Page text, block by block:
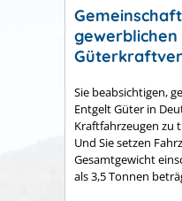
gewerblichen
Sie beabsichtigen,
Entgelt Güter in
Kraftfahrzeugen zu
Und Sie setzen
Gesamtgewicht
als 3,5 Tonnen